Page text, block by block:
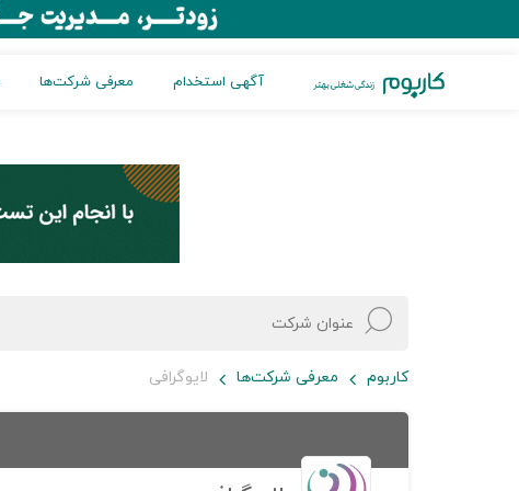
آگهی استخدام معرفی شرکت‌ها
کاربوم معرفی شرکت‌ها لایوگرافی